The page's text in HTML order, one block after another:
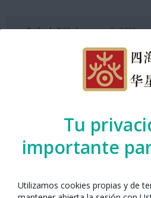
Tu
importante
Utilizamos cookies propias y de
· ¿Cuándo?25 de enero de 2025
Organizado por el Any Nou